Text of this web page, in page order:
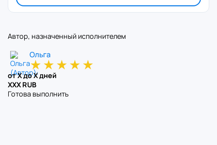
Автор, назначенный исполнителем
Ольга
★★★★★
от X до X дней
XXX RUB
Готова выполнить